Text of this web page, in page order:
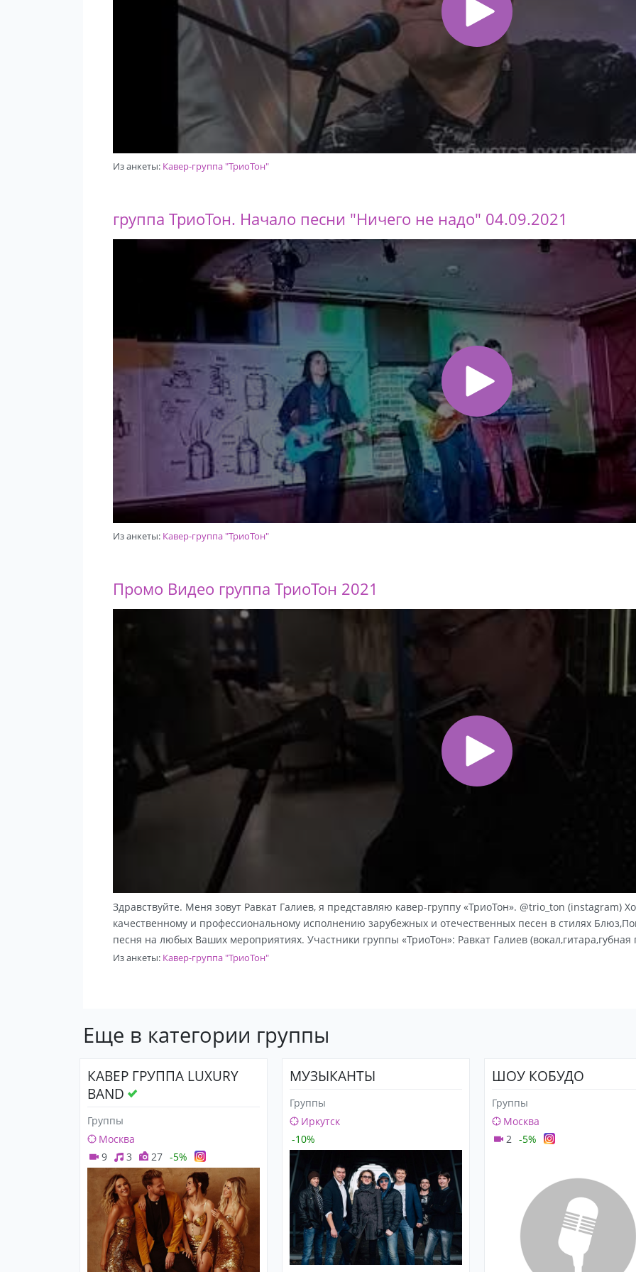
Из анкеты: Кавер-группа "ТриоТон"
группа ТриоТон. Начало песни "Ничего не надо" 04.09.2021
Из анкеты: Кавер-группа "ТриоТон"
Промо Видео группа ТриоТон 2021
Здравствуйте. Меня зовут Равкат Галиев, я представляю кавер-группу «ТриоТон». @trio_ton (instagram)
качественному и профессиональному исполнению зарубежных и отечественных песен в стилях
песня на любых Ваших мероприятиях. Участники группы «ТриоТон»: Равкат Галиев
Из анкеты: Кавер-группа "ТриоТон"
Еще в категории группы
КАВЕР ГРУППА LUXURY
BAND
Группы
Москва
9
3 27 -5%
МУЗЫКАНТЫ
Группы
Иркутск
-10%
ШОУ КОБУДО
Группы
Москва
2 -5%